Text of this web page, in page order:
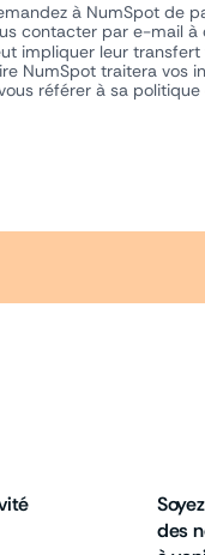
à NumSpot de
contacter par e-mail à
impliquer leur
NumSpot traitera vos
référer à sa
des